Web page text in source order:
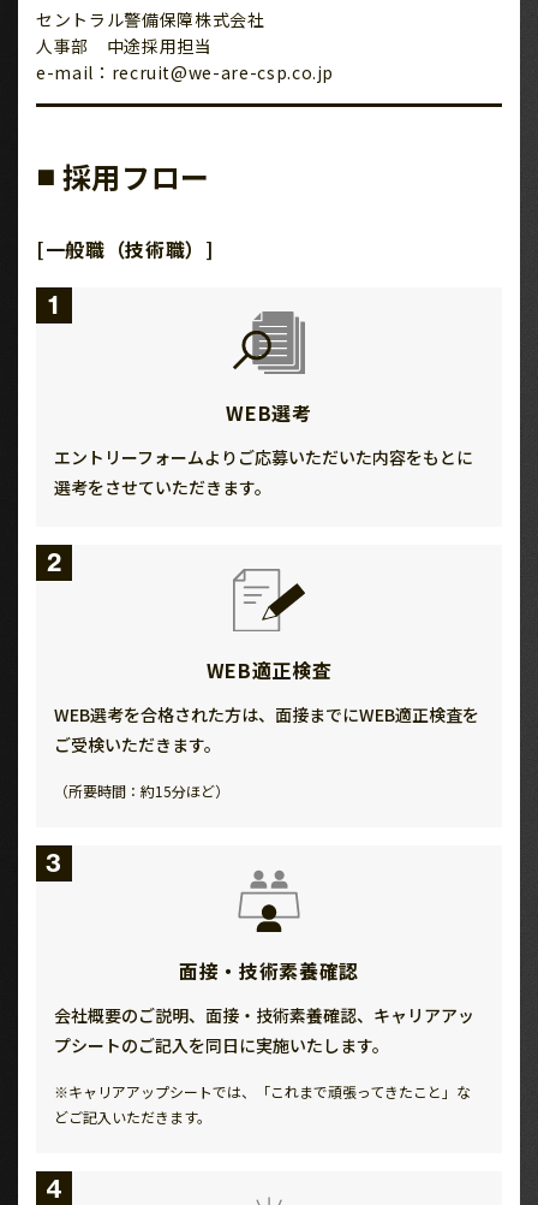
セントラル警備保障株式会社
人事部 中途採用担当
e-mail：recruit@we-are-csp.co.jp
■ 採用フロー
[一般職（技術職）]
1
WEB選考
エントリーフォームよりご応募いただいた内容をもとに
選考をさせていただきます。
2
WEB適正検査
WEB選考を合格された方は、面接までにWEB適正検査を
ご受検いただきます。
（所要時間：約15分ほど）
3
面接・技術素養確認
会社概要のご説明、面接・技術素養確認、キャリアアッ
プシートのご記入を同日に実施いたします。
※キャリアアップシートでは、「これまで頑張ってきたこと」な
どご記入いただきます。
4